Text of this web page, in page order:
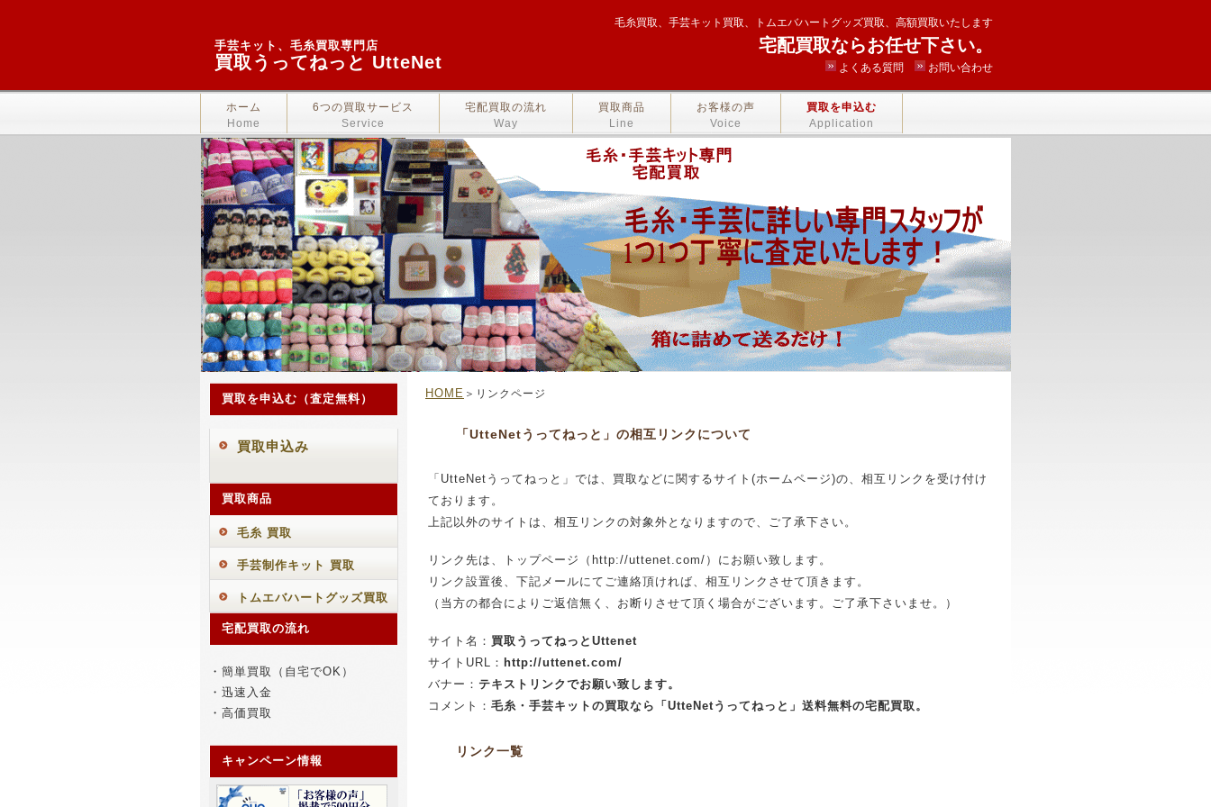
手芸キット、毛糸買取専門店
買取うってねっと UtteNet
毛糸買取、手芸キット買取、トムエバハートグッズ買取、高額買取いたします
宅配買取ならお任せ下さい。
よくある質問 お問い合わせ
ホーム
Home
6つの買取サービス
Service
宅配買取の流れ
Way
買取商品
Line
お客様の声
Voice
買取を申込む
Application
HOME ＞リンクページ
「UtteNetうってねっと」の相互リンクについて
「UtteNetうってねっと」では、買取などに関するサイト(ホームページ)の、相互リンクを受け付け
ております。
上記以外のサイトは、相互リンクの対象外となりますので、ご了承下さい。
リンク先は、トップページ（http://uttenet.com/）にお願い致します。
リンク設置後、下記メールにてご連絡頂ければ、相互リンクさせて頂きます。
（当方の都合によりご返信無く、お断りさせて頂く場合がございます。ご了承下さいませ。）
サイト名： 買取うってねっとUttenet
サイトURL： http://uttenet.com/
バナー： テキストリンクでお願い致します。
コメント： 毛糸・手芸キットの買取なら「UtteNetうってねっと」送料無料の宅配買取。
リンク一覧
買取を申込む（査定無料）
買取申込み
買取商品
毛糸 買取
手芸制作キット 買取
トムエバハートグッズ買取
宅配買取の流れ
・簡単買取（自宅でOK）
・迅速入金
・高価買取
キャンペーン情報